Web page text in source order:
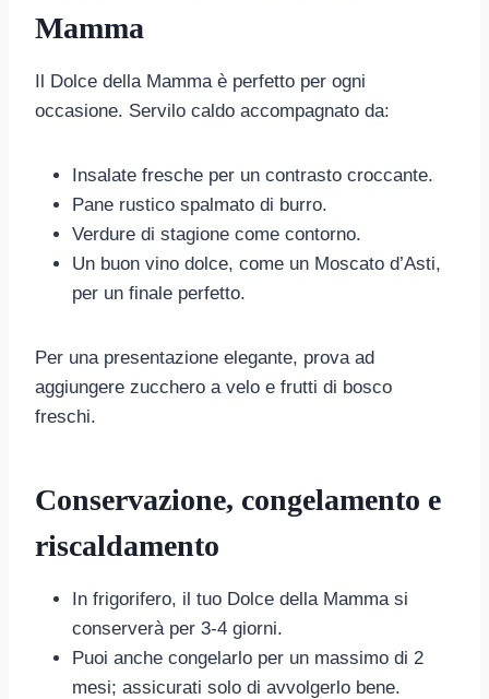
Mamma
Il Dolce della Mamma è perfetto per ogni
occasione. Servilo caldo accompagnato da:
Insalate fresche per un contrasto croccante.
Pane rustico spalmato di burro.
Verdure di stagione come contorno.
Un buon vino dolce, come un Moscato d’Asti,
per un finale perfetto.
Per una presentazione elegante, prova ad
aggiungere zucchero a velo e frutti di bosco
freschi.
Conservazione, congelamento e
riscaldamento
In frigorifero, il tuo Dolce della Mamma si
conserverà per 3-4 giorni.
Puoi anche congelarlo per un massimo di 2
mesi; assicurati solo di avvolgerlo bene.